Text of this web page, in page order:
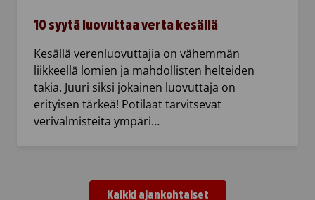
10 syytä luovuttaa verta kesällä
Kesällä verenluovuttajia on vähemmän
liikkeellä lomien ja mahdollisten helteiden
takia. Juuri siksi jokainen luovuttaja on
erityisen tärkeä! Potilaat tarvitsevat
verivalmisteita ympäri…
Kaikki ajankohtaiset